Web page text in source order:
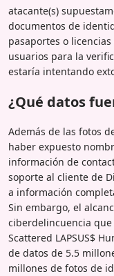
atacante(s)
documentos de
pasaportes o
usuarios para la
estaría intentando
¿Qué datos
Además de las fotos
haber expuesto
información de
soporte al cliente de
a información
Sin embargo, el
ciberdelincuencia
Scattered LAPSUS$
de datos de 5.5
millones de fotos de